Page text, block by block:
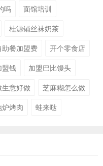
吗
面馆培训
桂源铺丝袜奶茶
助餐加盟费
开个零食店
盟钱
加盟巴比馒头
意好做
芝麻糊怎么做
炉烤肉 蛙来哒